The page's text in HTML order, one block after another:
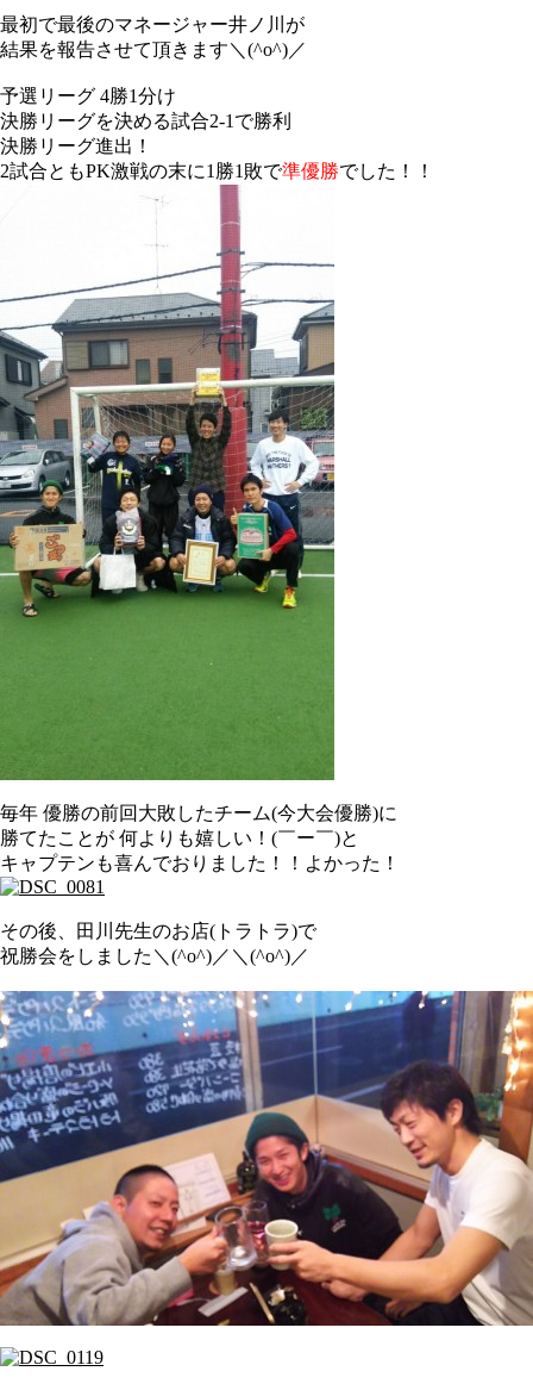
最初で最後のマネージャー井ノ川が
結果を報告させて頂きます＼(^o^)／
予選リーグ 4勝1分け
決勝リーグを決める試合2-1で勝利
決勝リーグ進出！
2試合ともPK激戦の末に1勝1敗で準優勝でした！！
毎年 優勝の前回大敗したチーム(今大会優勝)に
勝てたことが 何よりも嬉しい！(￣ー￣)と
キャプテンも喜んでおりました！！よかった！
その後、田川先生のお店(トラトラ)で
祝勝会をしました＼(^o^)／＼(^o^)／